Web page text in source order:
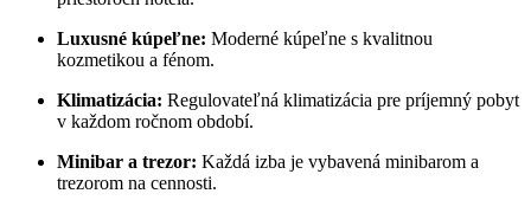
Luxusné kúpeľne: Moderné kúpeľne s kvalitnou
kozmetikou a fénom.
Klimatizácia: Regulovateľná klimatizácia pre príjemný pobyt
v každom ročnom období.
Minibar a trezor: Každá izba je vybavená minibarom a
trezorom na cennosti.